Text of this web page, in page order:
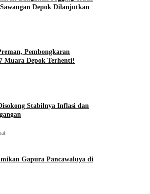
Depok Dilanjutkan
Pembongkaran
Muara Depok Terhenti!
Stabilnya Inflasi dan
Gapura Pancawaluya di